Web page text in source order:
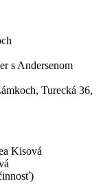
s Andersenom
Turecká 36,
Kisová